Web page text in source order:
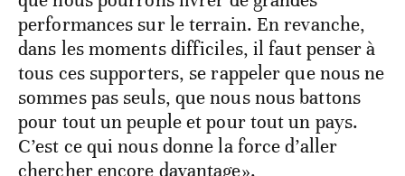
performances sur le terrain. En revanche,
dans les moments difficiles, il faut penser à
tous ces supporters, se rappeler que nous ne
sommes pas seuls, que nous nous battons
pour tout un peuple et pour tout un pays.
C’est ce qui nous donne la force d’aller
chercher encore davantage».